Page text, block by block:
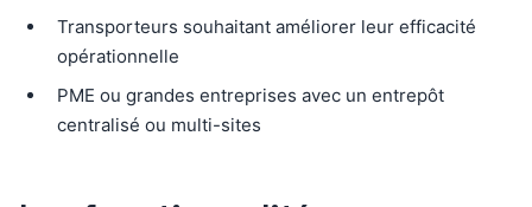
Transporteurs souhaitant améliorer leur efficacité
opérationnelle
PME ou grandes entreprises avec un entrepôt
centralisé ou multi-sites